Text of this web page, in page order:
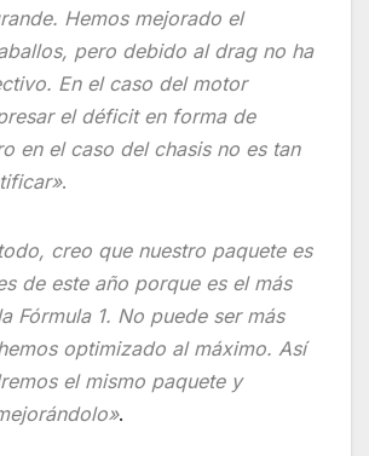
Hemos mejorado el
pero debido al drag no ha
En el caso del motor
el déficit en forma de
en el caso del chasis no es tan
.
creo que nuestro paquete es
de este año porque es el más
Fórmula 1. No puede ser más
optimizado al máximo. Así
el mismo paquete y
.